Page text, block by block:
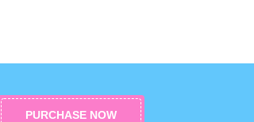
PURCHASE NOW